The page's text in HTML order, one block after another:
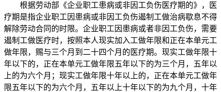
根据劳动部《企业职工患病或非因工负伤医疗期的》，医
疗期是指企业职工因患病或非因工负伤遏制工做治病歇息不得
解除劳动合同的时限。企业职工因患病或者非因工负伤，需要
遏制工做医疗时，按照本人现实加入工做年限和正在本单元工
做年限，赐与三个月到二十四个月的医疗期。现实工做年限十
年以下的，正在本单元工做年限五年以下的为三个月，五年以
上的为六个月；现实工做年限十年以上的，正在本单元工做年
限五年以下的为六个月，五年以上十年以下的为九个月，十年